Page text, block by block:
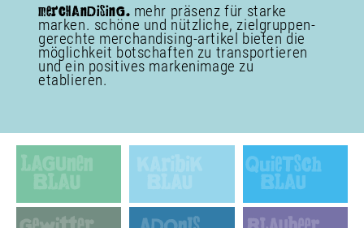
mercHAnDiSinG. mehr präsenz für starke
marken. schöne und nütz­liche, ziel­gruppen­
gerechte merchan­dising-artikel bieten die
möglichkeit botschaften zu transportieren
und ein positives marken­image zu
etablieren.